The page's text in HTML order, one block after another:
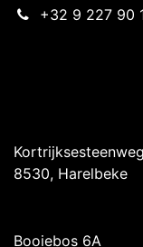
+32 9 227 90
8530, Harelbeke
Booiebos 6A